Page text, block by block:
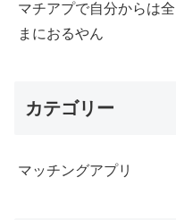
マチアプで自分からは
まにおるやん
カテゴリー
マッチングアプリ